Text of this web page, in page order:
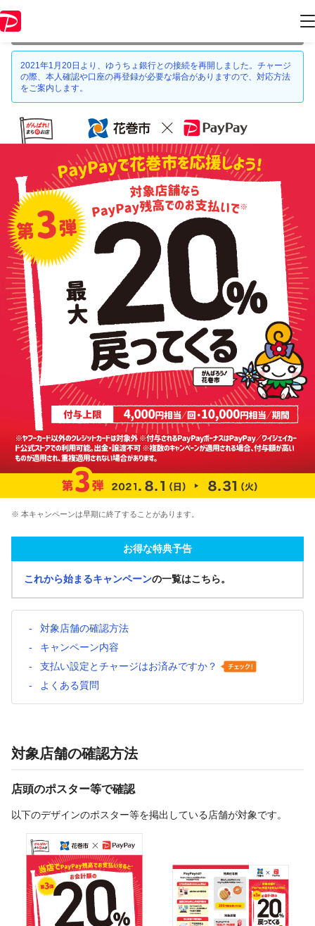
情報はキャンペーン終了時点のものになります。
2021年1月20日より、ゆうちょ銀行との接続を再開しました。チャージ
の際、本人確認や口座の再登録が必要な場合がありますので、対応方法
をご案内します。
※ 本キャンペーンは早期に終了することがあります。
お得な特典予告
これから始まるキャンペーンの一覧はこちら。
対象店舗の確認方法
キャンペーン内容
支払い設定とチャージはお済みですか？
よくある質問
対象店舗の確認方法
店頭のポスター等で確認
以下のデザインのポスター等を掲出している店舗が対象です。